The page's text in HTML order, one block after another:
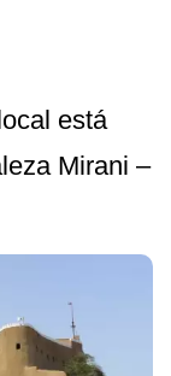
está
Mirani –